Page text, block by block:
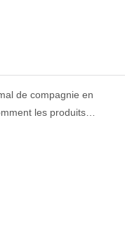
de compagnie en
les produits